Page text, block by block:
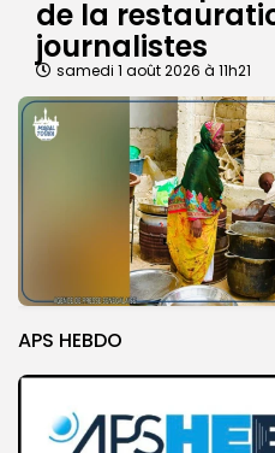
de la
journalistes
samedi 1 août 2026 à 11h21
APS HEBDO